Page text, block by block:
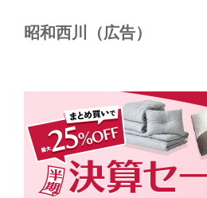
昭和西川（広告）